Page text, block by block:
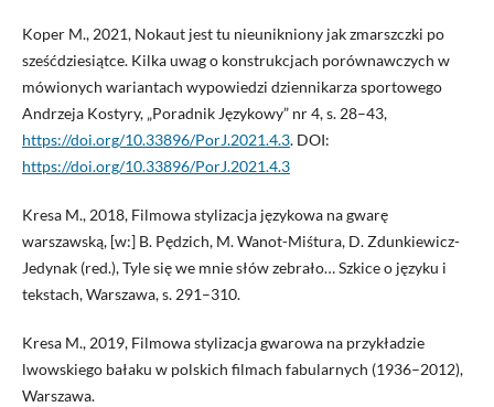
Koper M., 2021, Nokaut jest tu nieunikniony jak zmarszczki po
sześćdziesiątce. Kilka uwag o konstrukcjach porównawczych w
mówionych wariantach wypowiedzi dziennikarza sportowego
Andrzeja Kostyry, „Poradnik Językowy” nr 4, s. 28–43,
https://doi.org/10.33896/PorJ.2021.4.3. DOI:
https://doi.org/10.33896/PorJ.2021.4.3
Kresa M., 2018, Filmowa stylizacja językowa na gwarę
warszawską, [w:] B. Pędzich, M. Wanot-Miśtura, D. Zdunkiewicz-
Jedynak (red.), Tyle się we mnie słów zebrało… Szkice o języku i
tekstach, Warszawa, s. 291–310.
Kresa M., 2019, Filmowa stylizacja gwarowa na przykładzie
lwowskiego bałaku w polskich filmach fabularnych (1936–2012),
Warszawa.